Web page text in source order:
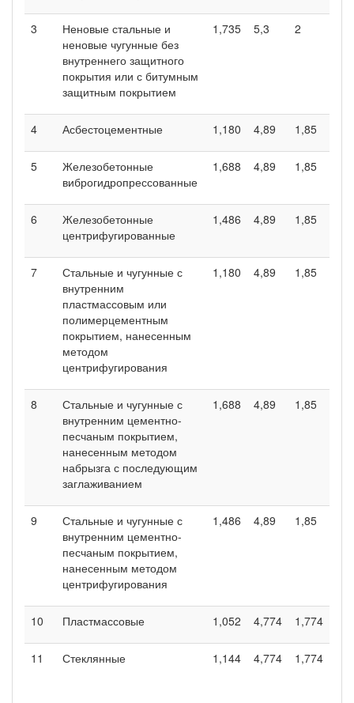
3
Неновые стальные и
неновые чугунные без
внутреннего защитного
покрытия или с битумным
защитным покрытием
1,735 5,3 2
4 Асбестоцементные 1,180 4,89 1,85
5
Железобетонные
виброгидропрессованные
1,688 4,89 1,85
6
Железобетонные
центрифугированные
1,486 4,89 1,85
7
Стальные и чугунные с
внутренним
пластмассовым или
полимерцементным
покрытием, нанесенным
методом
центрифугирования
1,180 4,89 1,85
8
Стальные и чугунные с
внутренним цементно-
песчаным покрытием,
нанесенным методом
набрызга с последующим
заглаживанием
1,688 4,89 1,85
9
Стальные и чугунные с
внутренним цементно-
песчаным покрытием,
нанесенным методом
центрифугирования
1,486 4,89 1,85
10 Пластмассовые 1,052 4,774 1,774
11 Стеклянные 1,144 4,774 1,774